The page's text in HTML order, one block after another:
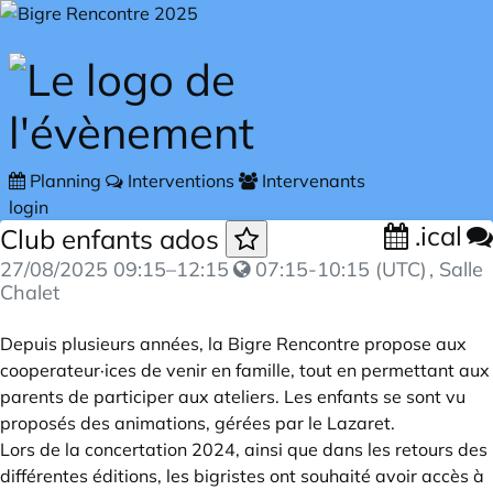
Skip to main content
Planning Interventions
Intervenants
login
Club enfants ados .ical
27/08/2025 09:15–12:15 07:15-10:15 (UTC) , Salle
Chalet
Depuis plusieurs années, la Bigre Rencontre propose aux
cooperateur·ices de venir en famille, tout en permettant aux
parents de participer aux ateliers. Les enfants se sont vu
proposés des animations, gérées par le Lazaret.
Lors de la concertation 2024, ainsi que dans les retours des
différentes éditions, les bigristes ont souhaité avoir accès à